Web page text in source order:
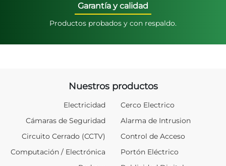
Garantía y calidad
Productos probados y con respaldo.
Nuestros productos
Electricidad
Cámaras de Seguridad
Circuito Cerrado (CCTV)
Computación / Electrónica
Cerco Electrico
Alarma de Intrusion
Control de Acceso
Portón Eléctrico